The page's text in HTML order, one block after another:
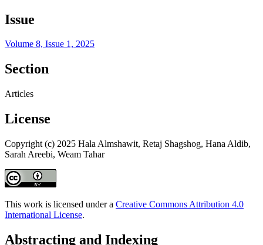
Issue
Volume 8, Issue 1, 2025
Section
Articles
License
Copyright (c) 2025 Hala Almshawit, Retaj Shagshog, Hana Aldib,
Sarah Areebi, Weam Tahar
This work is licensed under a Creative Commons Attribution 4.0
International License.
Abstracting and Indexing